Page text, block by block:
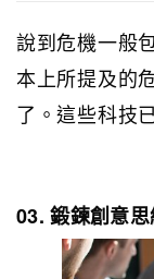
說到危機一般
本上所提及的
了。這些科技
03. 鍛鍊創意